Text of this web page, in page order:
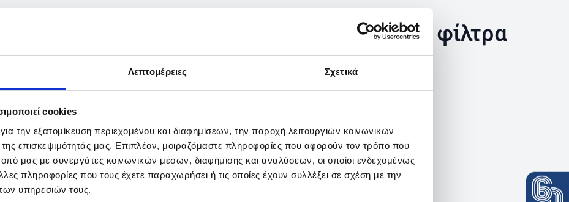
Λεπτομέρειες Σχετικά
cookies
την εξατομίκευση περιεχομένου και διαφημίσεων, την παροχή λειτουργιών κοινωνικών
επισκεψιμότητάς μας. Επιπλέον, μοιραζόμαστε πληροφορίες που αφορούν τον τρόπο που
μας με συνεργάτες κοινωνικών μέσων, διαφήμισης και αναλύσεων, οι οποίοι ενδεχομένως
πληροφορίες που τους έχετε παραχωρήσει ή τις οποίες έχουν συλλέξει σε σχέση με την
υπηρεσιών τους.
βρέθηκαν προϊόντα με τα συγκεκριμένα φίλτρα